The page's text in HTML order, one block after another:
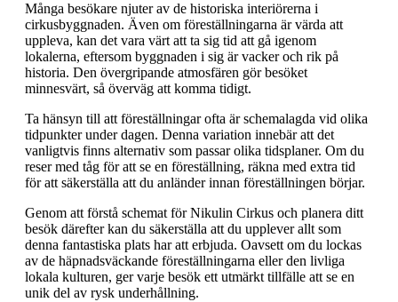
Många besökare njuter av de historiska interiörerna i
cirkusbyggnaden. Även om föreställningarna är värda att
uppleva, kan det vara värt att ta sig tid att gå igenom
lokalerna, eftersom byggnaden i sig är vacker och rik på
historia. Den övergripande atmosfären gör besöket
minnesvärt, så överväg att komma tidigt.
Ta hänsyn till att föreställningar ofta är schemalagda vid olika
tidpunkter under dagen. Denna variation innebär att det
vanligtvis finns alternativ som passar olika tidsplaner. Om du
reser med tåg för att se en föreställning, räkna med extra tid
för att säkerställa att du anländer innan föreställningen börjar.
Genom att förstå schemat för Nikulin Cirkus och planera ditt
besök därefter kan du säkerställa att du upplever allt som
denna fantastiska plats har att erbjuda. Oavsett om du lockas
av de häpnadsväckande föreställningarna eller den livliga
lokala kulturen, ger varje besök ett utmärkt tillfälle att se en
unik del av rysk underhållning.